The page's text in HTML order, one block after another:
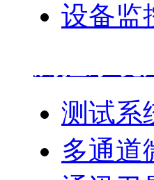
设备监
测试系
多通道